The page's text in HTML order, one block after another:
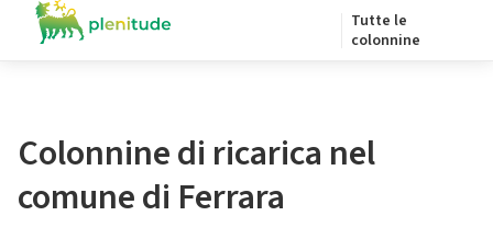
Tutte le
colonnine
Colonnine di ricarica nel
comune di Ferrara